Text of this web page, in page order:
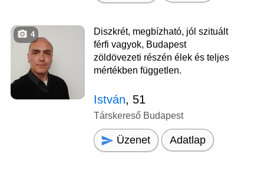
4
Diszkrét, megbízható, jól szituált
férfi vagyok, Budapest
zöldövezeti részén élek és teljes
mértékben független.
István, 51
Társkereső Budapest
Üzenet Adatlap